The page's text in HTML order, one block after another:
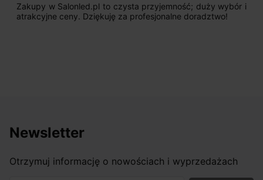
Zakupy w Salonled.pl to czysta przyjemność; duży wybór i
atrakcyjne ceny. Dziękuję za profesjonalne doradztwo!
Newsletter
Otrzymuj informację o nowościach i wyprzedażach